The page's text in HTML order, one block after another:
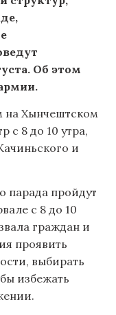
Об этом
на Хынчештском
с 8 до 10 утра,
и
парада пройдут
с 8 до 10
граждан и
проявить
выбирать
избежать